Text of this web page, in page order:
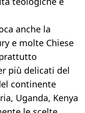
anche la
e molte Chiese
più delicati del
continente
Uganda, Kenya